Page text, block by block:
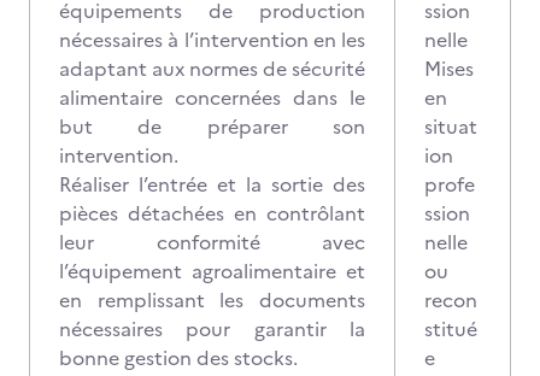
équipements de production
nécessaires à l’intervention en les
adaptant aux normes de sécurité
alimentaire concernées dans le
but de préparer son
intervention.
Réaliser l’entrée et la sortie des
pièces détachées en contrôlant
leur conformité avec
l’équipement agroalimentaire et
en remplissant les documents
nécessaires pour garantir la
bonne gestion des stocks.
ssion
nelle
Mises
en
situat
ion
profe
ssion
nelle
ou
recon
stitué
e